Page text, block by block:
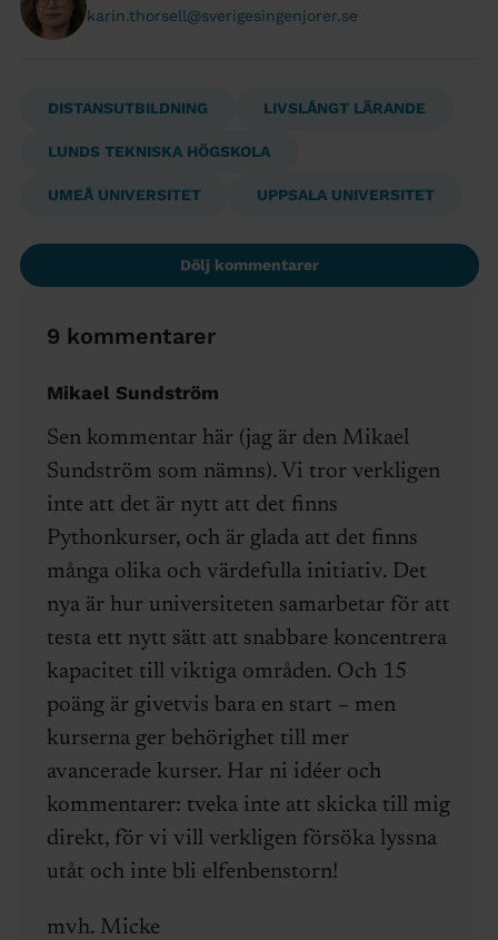
karin.thorsell@sverigesingenjorer.se
DISTANSUTBILDNING LIVSLÅNGT LÄRANDE
LUNDS TEKNISKA HÖGSKOLA
UMEÅ UNIVERSITET UPPSALA UNIVERSITET
Dölj kommentarer
9 kommentarer
Mikael Sundström
Sen kommentar här (jag är den Mikael
Sundström som nämns). Vi tror verkligen
inte att det är nytt att det finns
Pythonkurser, och är glada att det finns
många olika och värdefulla initiativ. Det
nya är hur universiteten samarbetar för att
testa ett nytt sätt att snabbare koncentrera
kapacitet till viktiga områden. Och 15
poäng är givetvis bara en start – men
kurserna ger behörighet till mer
avancerade kurser. Har ni idéer och
kommentarer: tveka inte att skicka till mig
direkt, för vi vill verkligen försöka lyssna
utåt och inte bli elfenbenstorn!
mvh. Micke